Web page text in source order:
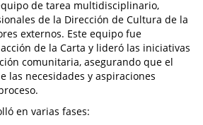
de tarea multidisciplinario,
de la Dirección de Cultura de la
externos. Este equipo fue
de la Carta y lideró las iniciativas
comunitaria, asegurando que el
las necesidades y aspiraciones
en varias fases: